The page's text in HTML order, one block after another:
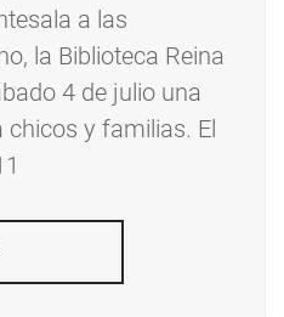
a las
la Biblioteca Reina
4 de julio una
y familias. El